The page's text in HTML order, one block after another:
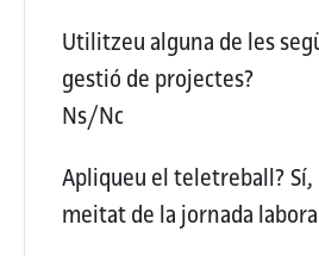
Utilitzeu alguna de les
gestió de projectes?
Ns/Nc
Apliqueu el teletreball?
meitat de la jornada